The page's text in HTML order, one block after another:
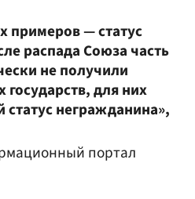
примеров — статус
распада Союза часть
не получили
для них
негражданина»,
портал